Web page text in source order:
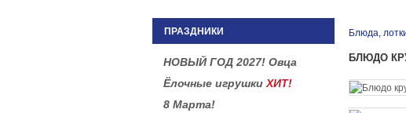
ПРАЗДНИКИ
НОВЫЙ ГОД 2027! Овца
Ёлочные игрушки ХИТ!
8 Марта!
Блюда,
БЛЮДО